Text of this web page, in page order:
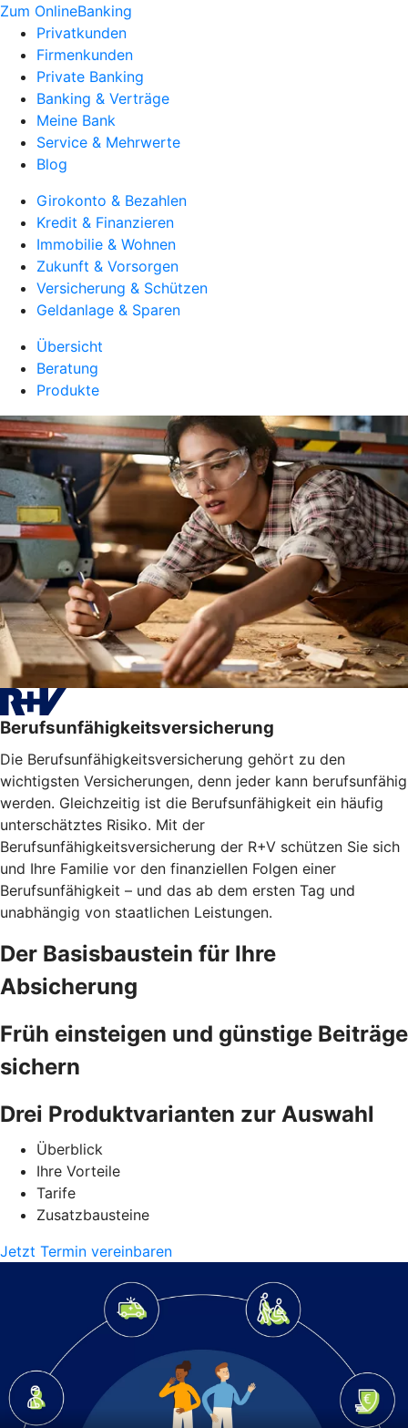
Zum OnlineBanking
Privatkunden
Firmenkunden
Private Banking
Banking & Verträge
Meine Bank
Service & Mehrwerte
Blog
Girokonto & Bezahlen
Kredit & Finanzieren
Immobilie & Wohnen
Zukunft & Vorsorgen
Versicherung & Schützen
Geldanlage & Sparen
Übersicht
Beratung
Produkte
Berufsunfähigkeitsversicherung
Die Berufsunfähigkeitsversicherung gehört zu den
wichtigsten Versicherungen, denn jeder kann berufsunfähig
werden. Gleichzeitig ist die Berufsunfähigkeit ein häufig
unterschätztes Risiko. Mit der
Berufsunfähigkeitsversicherung der R+V schützen Sie sich
und Ihre Familie vor den finanziellen Folgen einer
Berufsunfähigkeit – und das ab dem ersten Tag und
unabhängig von staatlichen Leistungen.
Der Basisbaustein für Ihre
Absicherung
Früh einsteigen und günstige Beiträge
sichern
Drei Produktvarianten zur Auswahl
Überblick
Ihre Vorteile
Tarife
Zusatzbausteine
Jetzt Termin vereinbaren